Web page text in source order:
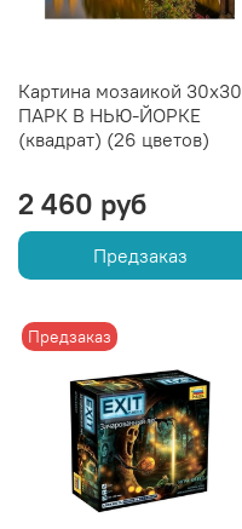
Картина мозаикой 30х30
ПАРК В НЬЮ-ЙОРКЕ
(квадрат) (26 цветов)
2 460 руб
Предзаказ
Предзаказ